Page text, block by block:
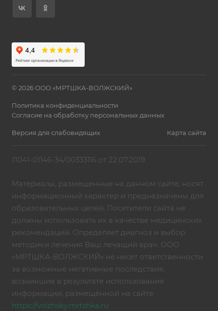
© 2026 ООО «МРТШКА-ВОЛЖСКИЙ»
Политика конфиденциальности
Согласие на обработку персональных данных
Версия для слабовидящих Карта сайта
Л041-01146-34/00333116 от 22.07.2019
Материалы, размещенные на данном сайте, носят
информационный характер и предназначены для
образовательных целей. Посетители сайта не
должны использовать их в качестве медицинских
рекомендаций. Определяет диагноз и выбор
методики лечения Ваш лечащий врач. ООО
«МРТШКА-ВОЛЖСКИЙ» не несет ответственности
за возможные негативные последствия,
возникшие в результате использования
информации, размещённой на сайте
https://volzhsky.mrtshka.ru